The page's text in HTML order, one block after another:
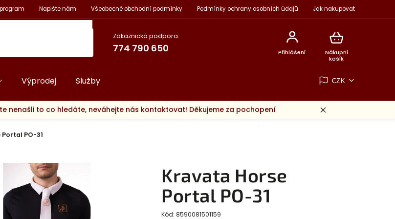
Napište nám Všeobecné obchodní podmínky Podmínky ochrany osobních údajů Jak nakupovat
Zákaznická podpora:
774 790 650
Nákupní
košík
Přihlášení
CZK
Výprodej Služby
nenašli to co hledáte, neváhejte nás kontaktovat! Děkujeme za pochopení
PO-31
Kravata Horse
Portal PO-31
Kód: 8590081501159